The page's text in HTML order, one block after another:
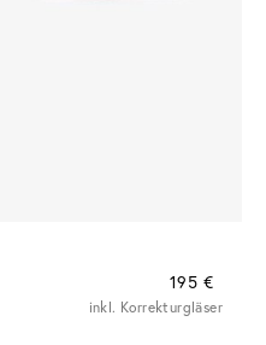
195 €
inkl. Korrekturgläser